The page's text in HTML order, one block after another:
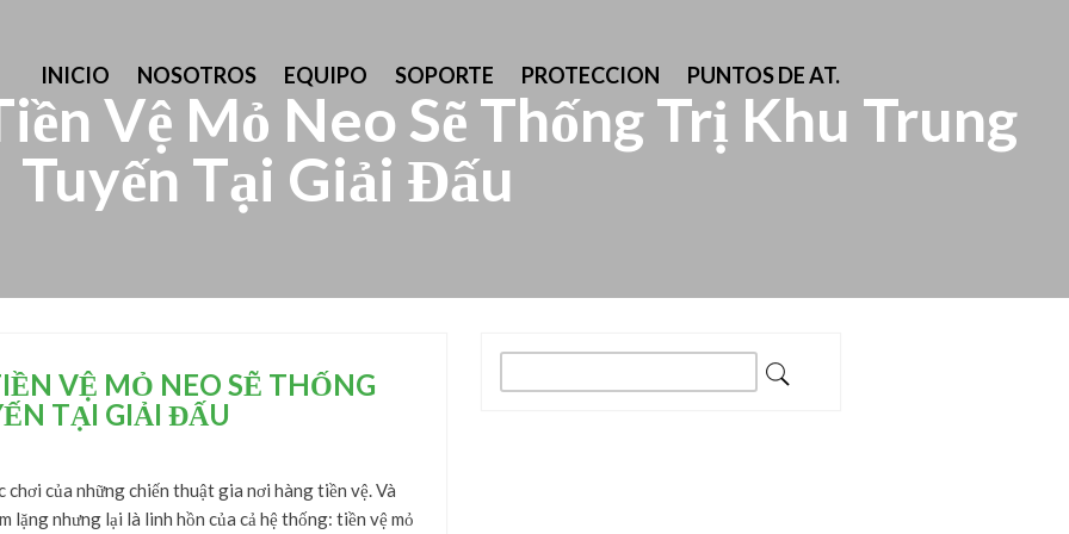
INICIO NOSOTROS EQUIPO SOPORTE PROTECCION PUNTOS DE AT.
Vệ Mỏ Neo Sẽ Thống Trị Khu Trung
Tuyến Tại Giải Đấu
VỆ MỎ NEO SẼ THỐNG
TẠI GIẢI ĐẤU
chơi của những chiến thuật gia nơi hàng tiền vệ. Và
lặng nhưng lại là linh hồn của cả hệ thống: tiền vệ mỏ